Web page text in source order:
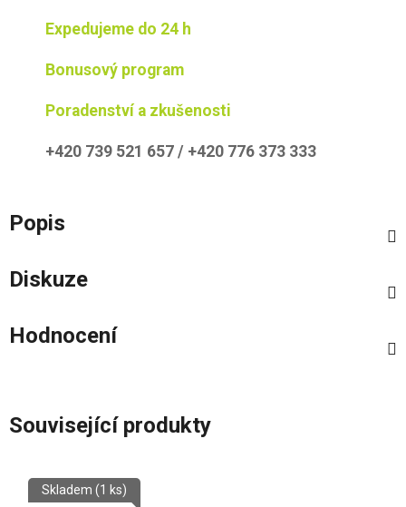
Expedujeme do 24 h
Bonusový program
Poradenství a zkušenosti
+420 739 521 657 / +420 776 373 333
Popis
Diskuze
Hodnocení
Související produkty
Skladem (1 ks)